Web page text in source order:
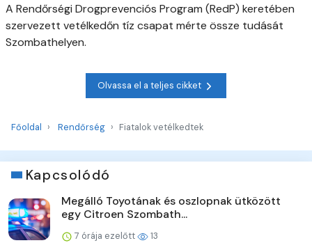
A Rendőrségi Drogprevenciós Program (RedP) keretében
szervezett vetélkedőn tíz csapat mérte össze tudását
Szombathelyen.
Olvassa el a teljes cikket
Főoldal Rendőrség Fiatalok vetélkedtek
Kapcsolódó
Megálló Toyotának és oszlopnak ütközött
egy Citroen Szombath...
7 órája ezelőtt 13